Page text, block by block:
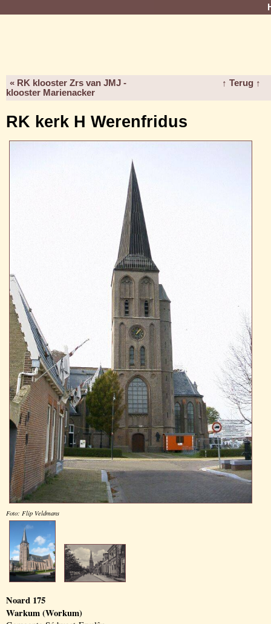
« RK klooster Zrs van JMJ -
klooster Marienacker
↑ Terug ↑
RK kerk H Werenfridus
Foto: Flip Veldmans
Noard 175
Warkum (Workum)